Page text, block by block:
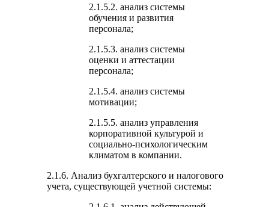
2.1.5.2. анализ системы
обучения и развития
персонала;
2.1.5.3. анализ системы
оценки и аттестации
персонала;
2.1.5.4. анализ системы
мотивации;
2.1.5.5. анализ управления
корпоративной культурой и
социально-психологическим
климатом в компании.
2.1.6. Анализ бухгалтерского и налогового
учета, существующей учетной системы: